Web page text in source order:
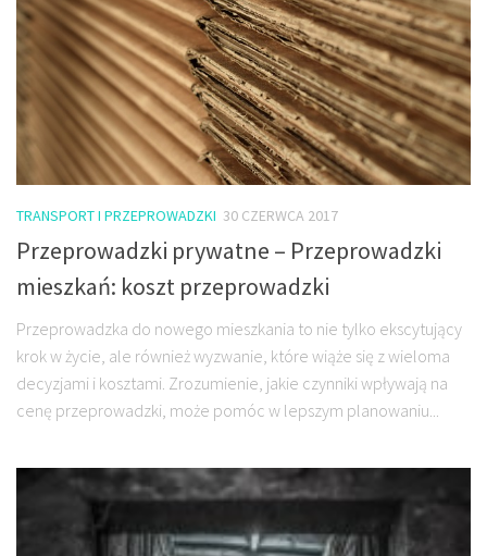
TRANSPORT I PRZEPROWADZKI 30 CZERWCA 2017
Przeprowadzki prywatne – Przeprowadzki
mieszkań: koszt przeprowadzki
Przeprowadzka do nowego mieszkania to nie tylko ekscytujący
krok w życie, ale również wyzwanie, które wiąże się z wieloma
decyzjami i kosztami. Zrozumienie, jakie czynniki wpływają na
cenę przeprowadzki, może pomóc w lepszym planowaniu...